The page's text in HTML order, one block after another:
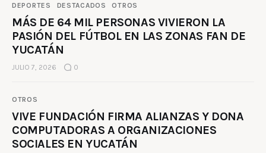
DEPORTES DESTACADOS OTROS
MÁS DE 64 MIL PERSONAS VIVIERON LA
PASIÓN DEL FÚTBOL EN LAS ZONAS FAN DE
YUCATÁN
JULIO 7, 2026 0
OTROS
VIVE FUNDACIÓN FIRMA ALIANZAS Y DONA
COMPUTADORAS A ORGANIZACIONES
SOCIALES EN YUCATÁN